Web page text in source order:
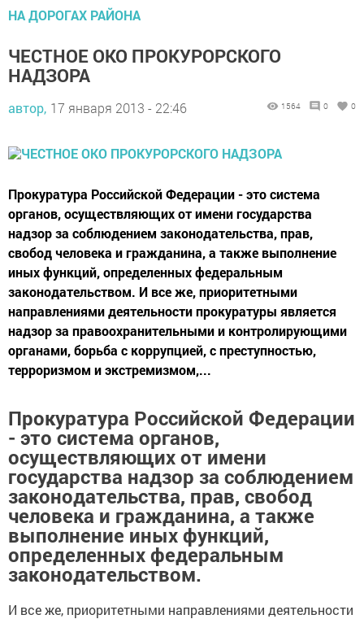
НА ДОРОГАХ РАЙОНА
ЧЕСТНОЕ ОКО ПРОКУРОРСКОГО
НАДЗОРА
автор, 17 января 2013 - 22:46 1564 0 0
Прокуратура Российской Федерации - это система
органов, осуществляющих от имени государства
надзор за соблюдением законодательства, прав,
свобод человека и гражданина, а также выполнение
иных функций, определенных федеральным
законодательством. И все же, приоритетными
направлениями деятельности прокуратуры является
надзор за правоохранительными и контролирующими
органами, борьба с коррупцией, с преступностью,
терроризмом и экстремизмом,...
Прокуратура Российской Федерации
- это система органов,
осуществляющих от имени
государства надзор за соблюдением
законодательства, прав, свобод
человека и гражданина, а также
выполнение иных функций,
определенных федеральным
законодательством.
И все же, приоритетными направлениями деятельности